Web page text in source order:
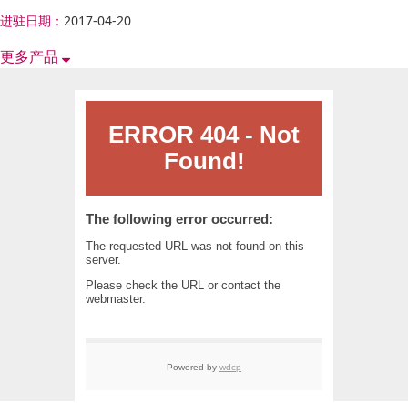
进驻日期： 2017-04-20
更多产品